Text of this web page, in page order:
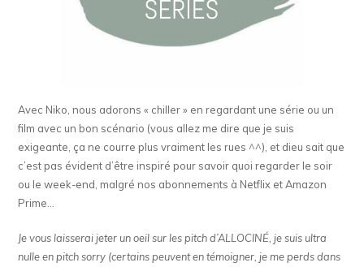
Avec Niko, nous adorons « chiller » en regardant une série ou un
film avec un bon scénario (vous allez me dire que je suis
exigeante, ça ne courre plus vraiment les rues ^^), et dieu sait que
c’est pas évident d’être inspiré pour savoir quoi regarder le soir
ou le week-end, malgré nos abonnements à Netflix et Amazon
Prime…
Je vous laisserai jeter un oeil sur les pitch d’ALLOCINÉ, je suis ultra
nulle en pitch sorry (certains peuvent en témoigner, je me perds dans